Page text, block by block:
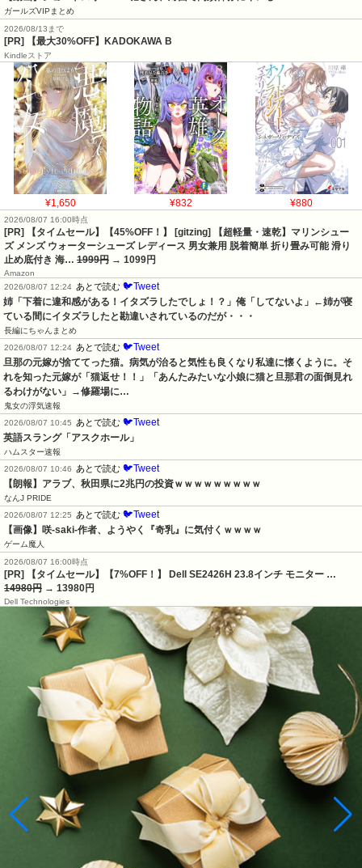
ガールズVIPまとめ
2026/08/13まで
[PR] 【最大30%OFF】KADOKAWA B
Kindleストア
¥1,650 ¥832 ¥880
2026/08/07 16:00時点
[PR] 【タイムセール】【45%OFF！】 [gitzing] 【超軽量・速乾】マリンシュー
ズ メンズ ウォーターシューズ レディース 男女兼用 脱着簡単 折り畳み可能 滑り
止め底付き 海… 1999円 → 1099円
Amazon
2026/08/07 12:24 あとで読む 🐦Tweet
姉「下着に違和感がある！イタズラしたでしょ！？」俺「してないよ」←姉が寝
ている間にイタズラしたと勘違いされているのだが・・・
長編にちゃんまとめ
2026/08/07 12:24 あとで読む 🐦Tweet
旦那の元嫁が捨ててった猫。病気が治ると気性も良くなり私達に懐くように。そ
れを知った元嫁が「猫返せ！！」「あんたみたいな小娘に猫と旦那君の面倒見れ
るわけがない」→修羅場に…
鬼女の浮気速報
2026/08/07 10:45
あとで読む 🐦Tweet
英語スラング「アスクホール」
ハムスター速報
2026/08/07 10:46
あとで読む 🐦Tweet
【朗報】アラブ、秋田県に2兆円の投資ｗｗｗｗｗｗｗｗｗ
なんJ PRIDE
2026/08/07 12:25
あとで読む 🐦Tweet
【画像】咲-saki-作者、ようやく『奇乳』に気付くｗｗｗｗ
ゲーム魔人
2026/08/07 16:00時点
[PR] 【タイムセール】【7%OFF！】 Dell SE2426H 23.8インチ モニター …
14980円 → 13980円
Dell Technologies